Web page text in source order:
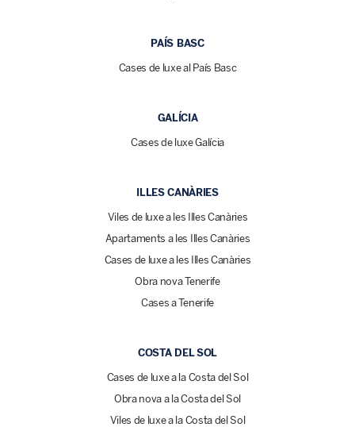
PAÍS BASC
Cases de luxe al País Basc
GALÍCIA
Cases de luxe Galícia
ILLES CANÀRIES
Viles de luxe a les Illes Canàries
Apartaments a les Illes Canàries
Cases de luxe a les Illes Canàries
Obra nova Tenerife
Cases a Tenerife
COSTA DEL SOL
Cases de luxe a la Costa del Sol
Obra nova a la Costa del Sol
Viles de luxe a la Costa del Sol